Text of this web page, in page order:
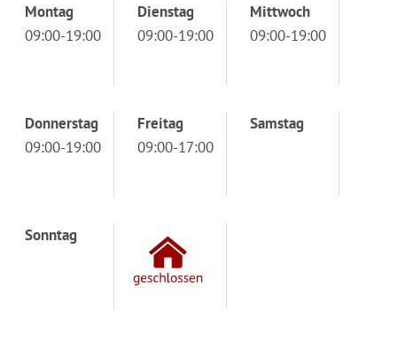
Montag
09:00-19:00
Dienstag
09:00-19:00
Mittwoch
09:00-19:00
Donnerstag
09:00-19:00
Freitag
09:00-17:00
Samstag
Sonntag